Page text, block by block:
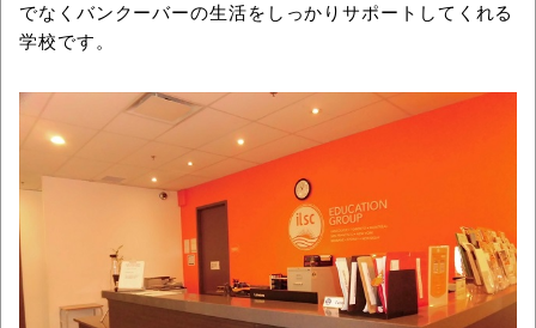
でなくバンクーバーの生活をしっかりサポートしてくれる
学校です。